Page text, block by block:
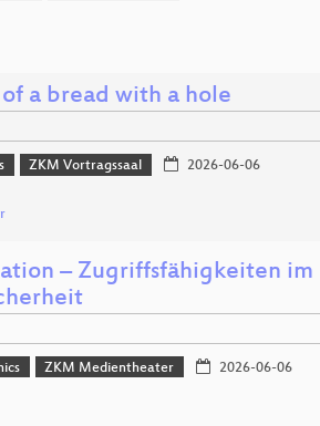
a bread with a hole
ZKM Vortragssaal
2026-06-06
– Zugriffsfähigkeiten im
ZKM Medientheater
2026-06-06